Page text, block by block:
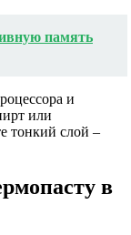
память
и
или
тонкий слой –
в